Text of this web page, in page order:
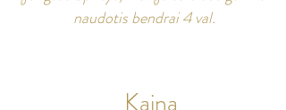
naudotis bendrai 4 val.
Kaina